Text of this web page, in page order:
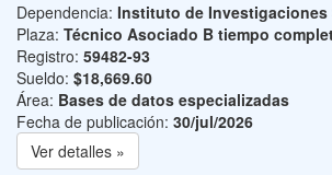
Dependencia: Instituto de Investigaciones
Plaza: Técnico Asociado B tiempo
Registro: 59482-93
Sueldo: $18,669.60
Área: Bases de datos especializadas
Fecha de publicación: 30/jul/2026
Ver detalles »